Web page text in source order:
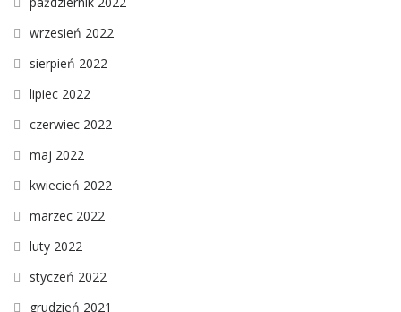
wrzesień 2022
sierpień 2022
lipiec 2022
czerwiec 2022
maj 2022
kwiecień 2022
marzec 2022
luty 2022
styczeń 2022
grudzień 2021